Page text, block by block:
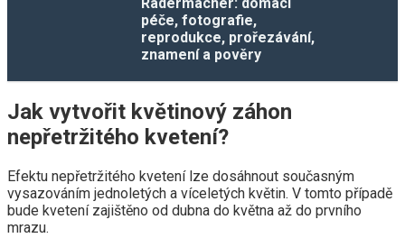
Radermacher: domácí
péče, fotografie,
reprodukce, prořezávání,
znamení a pověry
Jak vytvořit květinový záhon
nepřetržitého kvetení?
Efektu nepřetržitého kvetení lze dosáhnout současným
vysazováním jednoletých a víceletých květin. V tomto případě
bude kvetení zajištěno od dubna do května až do prvního
mrazu.